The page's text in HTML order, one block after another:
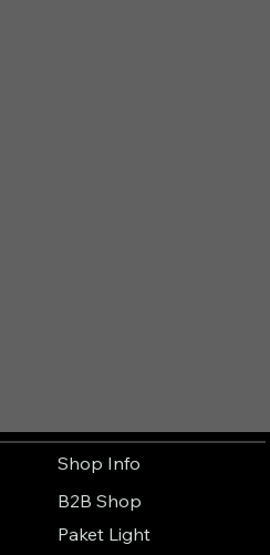
Shop Info
B2B Shop
Paket Light